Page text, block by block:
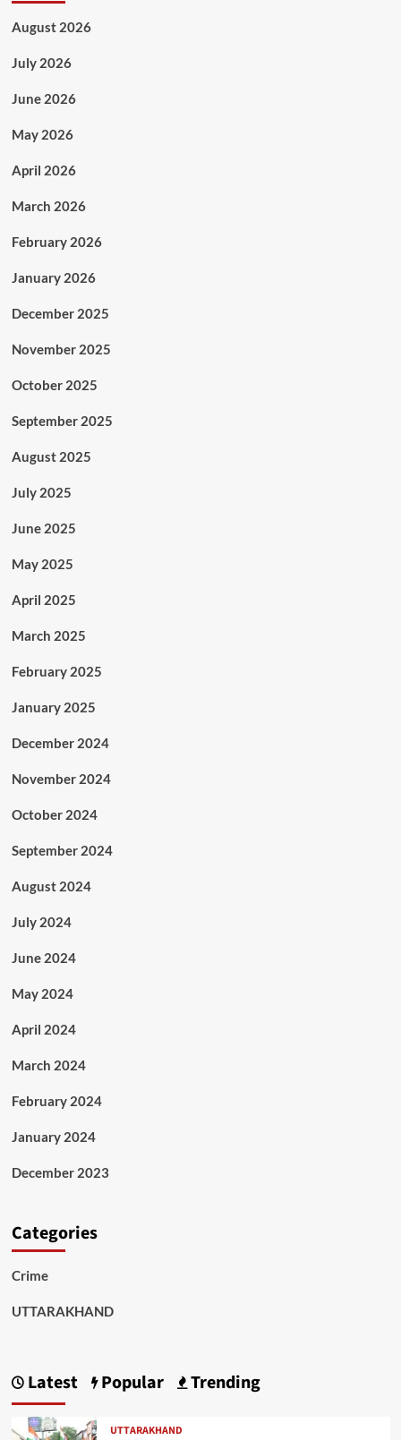
August 2026
July 2026
June 2026
May 2026
April 2026
March 2026
February 2026
January 2026
December 2025
November 2025
October 2025
September 2025
August 2025
July 2025
June 2025
May 2025
April 2025
March 2025
February 2025
January 2025
December 2024
November 2024
October 2024
September 2024
August 2024
July 2024
June 2024
May 2024
April 2024
March 2024
February 2024
January 2024
December 2023
Categories
Crime
UTTARAKHAND
Latest Popular Trending
UTTARAKHAND